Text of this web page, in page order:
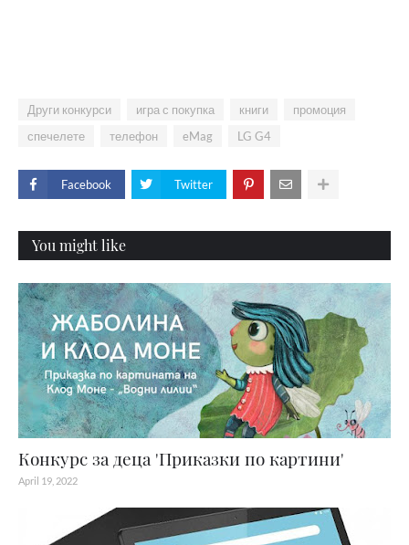
Други конкурси игра с покупка книги
промоция
спечелете
телефон eMag LG G4
Facebook Twitter
You might like
Конкурс за деца 'Приказки по картини'
April 19, 2022